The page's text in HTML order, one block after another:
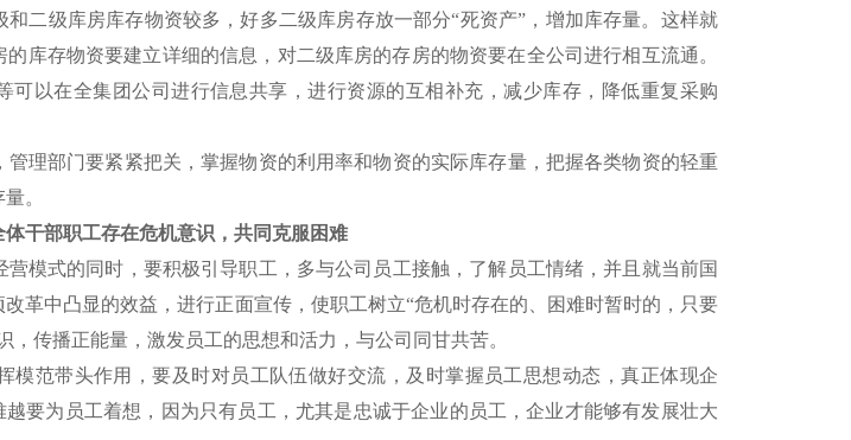
二级库房库存物资较多，好多二级库房存放一部分“死资产”，增加库存量。这样就
库存物资要建立详细的信息，对二级库房的存房的物资要在全公司进行相互流通。
可以在全集团公司进行信息共享，进行资源的互相补充，减少库存，降低重复采购
理部门要紧紧把关，掌握物资的利用率和物资的实际库存量，把握各类物资的轻重
。
干部职工存在危机意识，共同克服困难
模式的同时，要积极引导职工，多与公司员工接触，了解员工情绪，并且就当前国
革中凸显的效益，进行正面宣传，使职工树立“危机时存在的、困难时暂时的，只要
，传播正能量，激发员工的思想和活力，与公司同甘共苦。
范带头作用，要及时对员工队伍做好交流，及时掌握员工思想动态，真正体现企
越要为员工着想，因为只有员工，尤其是忠诚于企业的员工，企业才能够有发展壮大